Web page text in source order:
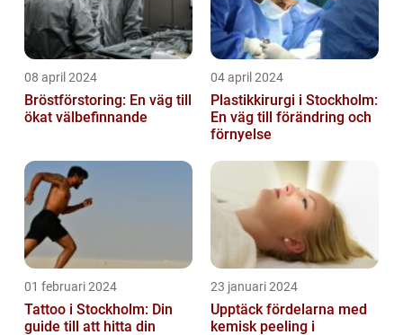
08 april 2024
Bröstförstoring: En väg till
ökat välbefinnande
04 april 2024
Plastikkirurgi i Stockholm:
En väg till förändring och
förnyelse
01 februari 2024
Tattoo i Stockholm: Din
guide till att hitta din
23 januari 2024
Upptäck fördelarna med
kemisk peeling i